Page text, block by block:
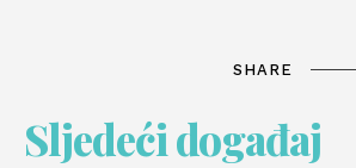
SHARE
Sljedeći događaj